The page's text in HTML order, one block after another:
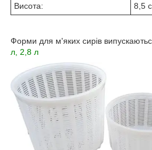
Висота:
8,5
Форми для м'яких сирів
л 2,8 л